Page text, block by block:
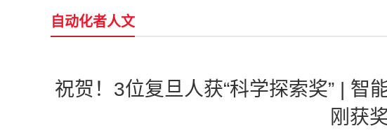
自动化者人文
祝贺！3位复旦人获“科学探索奖” | 智
刚获